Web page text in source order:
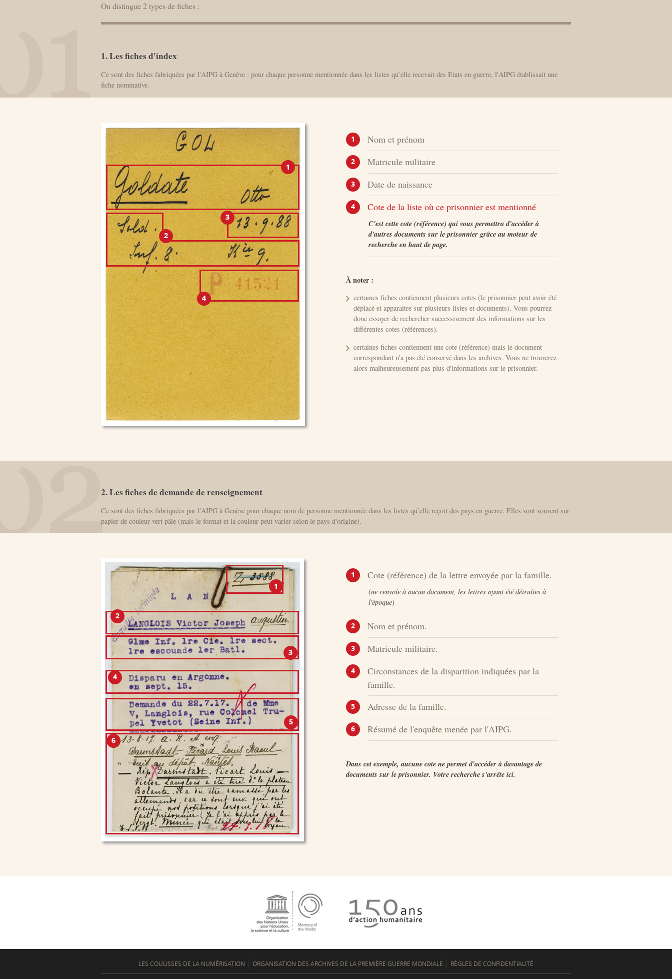
On distingue 2 types de fiches :
1. Les fiches d'index
Ce sont des fiches fabriquées par l'AIPG à Genève : pour chaque personne mentionnée dans les listes qu’elle recevait des Etats en guerre, l'AIPG établissait une
fiche nominative.
1 Nom et prénom
2 Matricule militaire
3 Date de naissance
4 Cote de la liste où ce prisonnier est mentionné
C'est cette cote (référence) qui vous permettra d'accéder à
d'autres documents sur le prisonnier grâce au moteur de
recherche en haut de page.
À noter :
certaines fiches contiennent plusieurs cotes (le prisonnier peut avoir été
déplacé et apparaitre sur plusieurs listes et documents). Vous pourrez
donc essayer de rechercher successivement des informations sur les
différentes cotes (références).
certaines fiches contiennent une cote (référence) mais le document
correspondant n'a pas été conservé dans les archives. Vous ne trouverez
alors malheureusement pas plus d'informations sur le prisonnier.
2. Les fiches de demande de renseignement
Ce sont des fiches fabriquées par l'AIPG à Genève pour chaque nom de personne mentionnée dans les listes qu’elle reçoit des pays en guerre. Elles sont souvent sur
papier de couleur vert pâle (mais le format et la couleur peut varier selon le pays d'origine).
1 Cote (référence) de la lettre envoyée par la famille.
(ne renvoie à aucun document, les lettres ayant été détruites à
l'époque)
2 Nom et prénom.
3 Matricule militaire.
4
Circonstances de la disparition indiquées par la
famille.
5 Adresse de la famille.
6 Résumé de l'enquête menée par l'AIPG.
Dans cet exemple, aucune cote ne permet d'accéder à davantage de
documents sur le prisonnier. Votre recherche s'arrête ici.
LES COULISSES DE LA NUMÉRISATION ORGANISATION DES ARCHIVES DE LA PREMIÈRE GUERRE MONDIALE RÈGLES DE CONFIDENTIALITÉ